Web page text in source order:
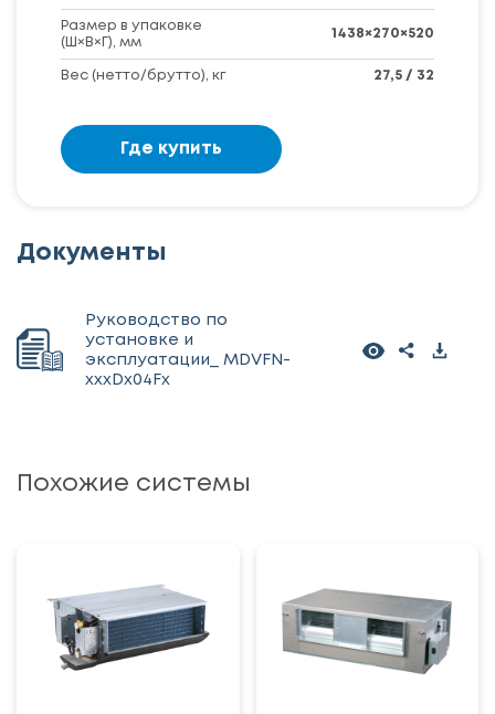
Размер в упаковке
(Ш×В×Г), мм
1438×270×520
Вес (нетто/брутто), кг 27,5 / 32
Где купить
Документы
Руководство по
установке и
эксплуатации_ MDVFN-
xxxDx04Fx
Похожие системы